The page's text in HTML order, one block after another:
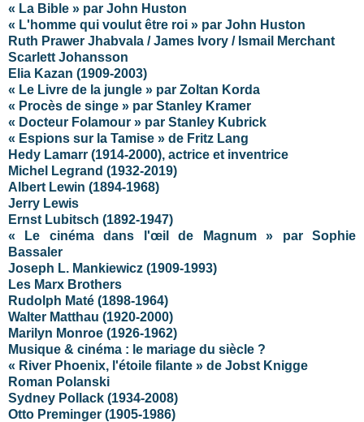
« La Bible » par John Huston
« L'homme qui voulut être roi » par John Huston
Ruth Prawer Jhabvala / James Ivory / Ismail Merchant
Scarlett Johansson
Elia Kazan (1909-2003)
« Le Livre de la jungle » par Zoltan Korda
« Procès de singe » par Stanley Kramer
« Docteur Folamour » par Stanley Kubrick
« Espions sur la Tamise » de Fritz Lang
Hedy Lamarr (1914-2000), actrice et inventrice
Michel Legrand (1932-2019)
Albert Lewin (1894-1968)
Jerry Lewis
Ernst Lubitsch (1892-1947)
« Le cinéma dans l'œil de Magnum » par Sophie
Bassaler
Joseph L. Mankiewicz (1909-1993)
Les Marx Brothers
Rudolph Maté (1898-1964)
Walter Matthau (1920-2000)
Marilyn Monroe (1926-1962)
Musique & cinéma : le mariage du siècle ?
« River Phoenix, l'étoile filante » de Jobst Knigge
Roman Polanski
Sydney Pollack (1934-2008)
Otto Preminger (1905-1986)